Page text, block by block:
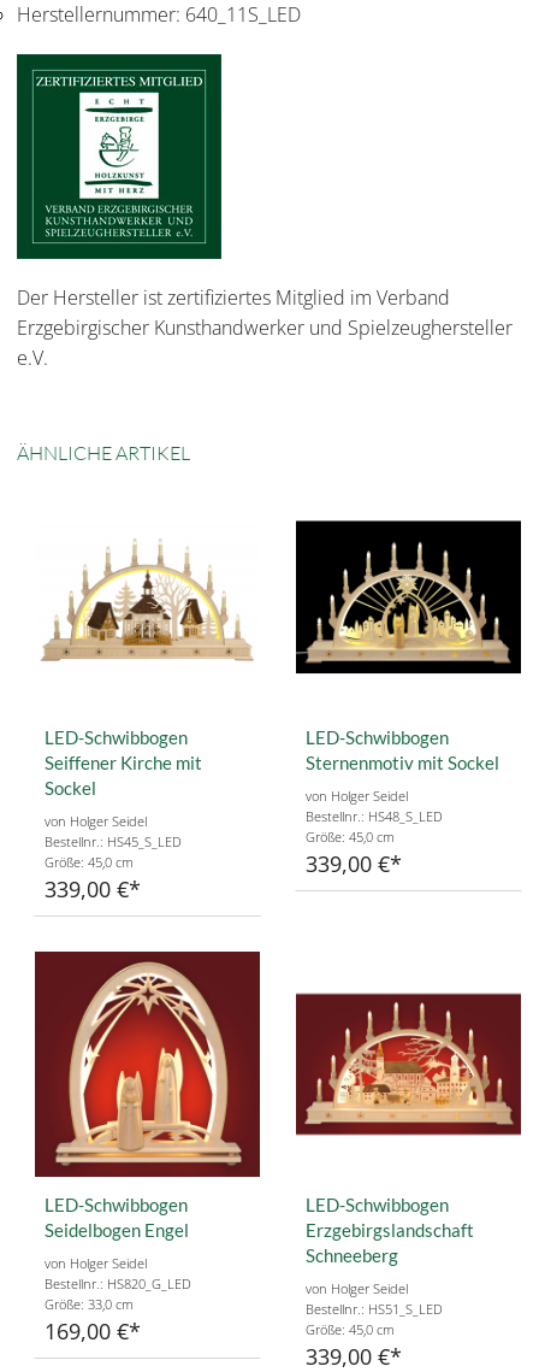
Herstellernummer: 640_11S_LED
Der Hersteller ist zertifiziertes Mitglied im Verband
Erzgebirgischer Kunsthandwerker und Spielzeughersteller
e.V.
ÄHNLICHE ARTIKEL
LED-Schwibbogen
Seiffener Kirche mit
Sockel
von Holger Seidel
Bestellnr.: HS45_S_LED
Größe: 45,0 cm
339,00 €
LED-Schwibbogen
Sternenmotiv mit Sockel
von Holger Seidel
Bestellnr.: HS48_S_LED
Größe: 45,0 cm
339,00 €
LED-Schwibbogen
Seidelbogen Engel
von Holger Seidel
Bestellnr.: HS820_G_LED
Größe: 33,0 cm
169,00 €
LED-Schwibbogen
Erzgebirgslandschaft
Schneeberg
von Holger Seidel
Bestellnr.: HS51_S_LED
Größe: 45,0 cm
339,00 €